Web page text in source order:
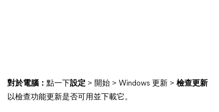
對於電腦： 點一下設定 > 開始 > Windows 更新 > 檢查更新
以檢查功能更新是否可用並下載它。